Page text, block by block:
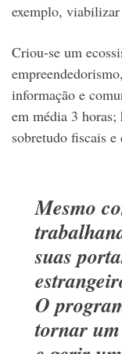
exemplo, viabilizar
Criou-se um
informação e
em média 3 horas;
sobretudo fiscais e
Mesmo
suas
O
tornar